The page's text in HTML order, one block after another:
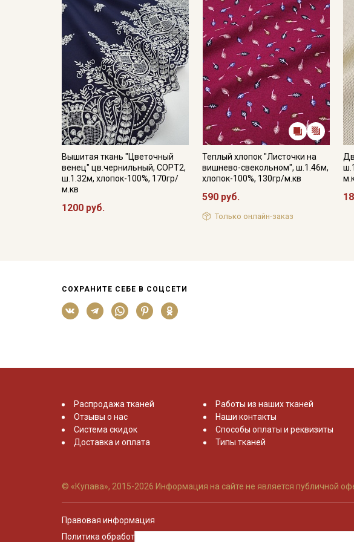
Вышитая ткань "Цветочный
венец" цв.чернильный, СОРТ2,
ш.1.32м, хлопок-100%, 170гр/
м.кв
1200 руб.
Теплый хлопок "Листочки на
вишнево-свекольном", ш.1.46м,
хлопок-100%, 130гр/м.кв
590 руб.
Только онлайн-заказ
СОХРАНИТЕ СЕБЕ В СОЦСЕТИ
Распродажа тканей
Отзывы о нас
Система скидок
Доставка и оплата
Работы из наших тканей
Наши контакты
Способы оплаты и реквизиты
Типы тканей
© «Купава», 2015-2026 Информация на сайте не является публичной
Правовая информация
Политика обработки персональных данных